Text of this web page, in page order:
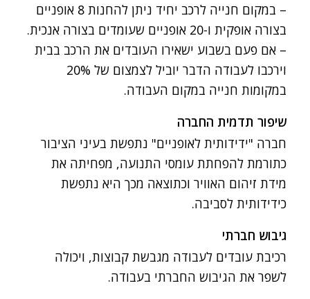
– במקום חנייה לרכב יחיד ניתן להחנות 8 אופניים
בצורה אופקית ו-20 אופניים שעומדים בצורה אנכית.
– אם פעם בשבוע ישאירו העובדים את הרכב בבית
וירכבו לעבודה הדבר יוביל לצמצום של 20%
במקומות חנייה במקום העבודה.
שיפור תדמית החברה
חברה "ידידותית לאופניים" נתפשת בעיני הציבור
כתורמת להפחתת עומסי התנועה, מפחיתה את
מידת זיהום האוויר וכתוצאה מכך היא נתפשת
כידידותית לסביבה.
גיבוש חברתי
רכיבת עובדים לעבודה מגבשת קבוצות, ויכולה
לשפר את הגיבוש החברתי בעבודה.